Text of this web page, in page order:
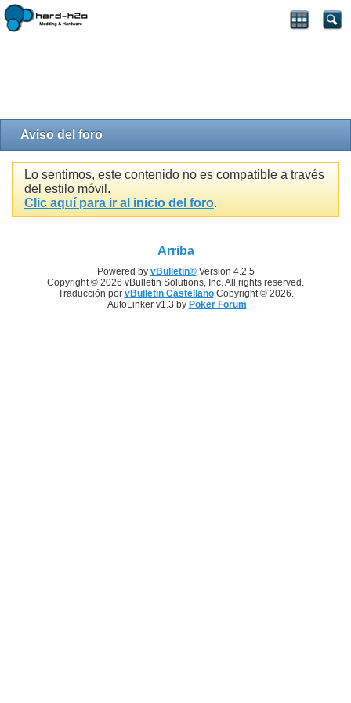
Aviso del foro
Lo sentimos, este contenido no es compatible a través
del estilo móvil.
Clic aquí para ir al inicio del foro.
Arriba
Powered by vBulletin®Version 4.2.5
Copyright © 2026 vBulletin Solutions, Inc. All rights reserved.
Traducción por vBulletin CastellanoCopyright © 2026.
AutoLinker v1.3 by Poker Forum